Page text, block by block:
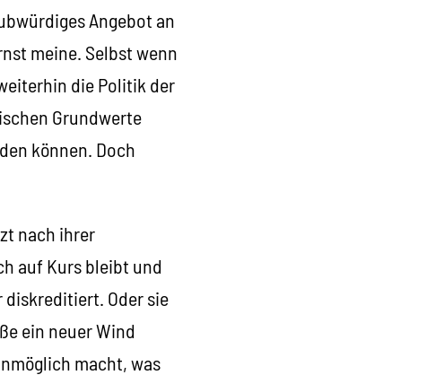
Angebot an
meine. Selbst wenn
die Politik der
Grundwerte
können. Doch
nach ihrer
auf Kurs bleibt und
Oder sie
ein neuer Wind
macht, was